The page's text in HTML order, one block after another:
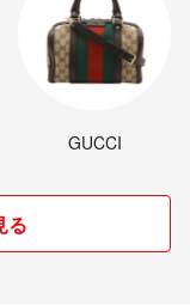
GUCCI
る